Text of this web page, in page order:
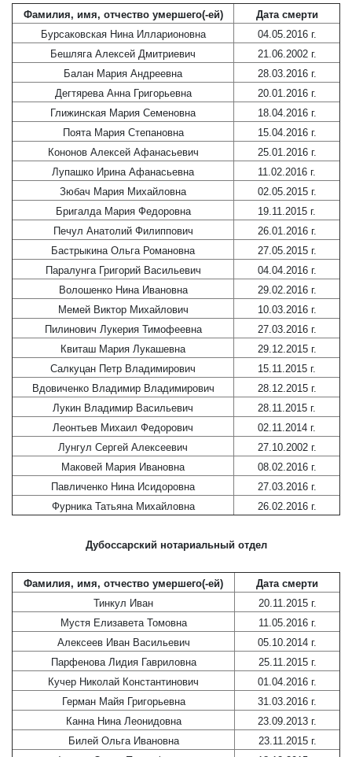
Фамилия, имя, отчество умершего(-ей)
Дата смерти
Бурсаковская Нина Илларионовна
04.05.2016 г.
Бешляга Алексей Дмитриевич
21.06.2002 г.
Балан Мария Андреевна
28.03.2016 г.
Дегтярева Анна Григорьевна
20.01.2016 г.
Глижинская Мария Семеновна
18.04.2016 г.
Поята Мария Степановна
15.04.2016 г.
Кононов Алексей Афанасьевич
25.01.2016 г.
Лупашко Ирина Афанасьевна
11.02.2016 г.
Зюбач Мария Михайловна
02.05.2015 г.
Бригалда Мария Федоровна
19.11.2015 г.
Печул Анатолий Филиппович
26.01.2016 г.
Бастрыкина Ольга Романовна
27.05.2015 г.
Паралунга Григорий Васильевич
04.04.2016 г.
Волошенко Нина Ивановна
29.02.2016 г.
Мемей Виктор Михайлович
10.03.2016 г.
Пилинович Лукерия Тимофеевна
27.03.2016 г.
Квиташ Мария Лукашевна
29.12.2015 г.
Салкуцан Петр Владимирович
15.11.2015 г.
Вдовиченко Владимир Владимирович
28.12.2015 г.
Лукин Владимир Васильевич
28.11.2015 г.
Леонтьев Михаил Федорович
02.11.2014 г.
Лунгул Сергей Алексеевич
27.10.2002 г.
Маковей Мария Ивановна
08.02.2016 г.
Павличенко Нина Исидоровна
27.03.2016 г.
Фурника Татьяна Михайловна
26.02.2016 г.
Дубоссарский нотариальный отдел
Фамилия, имя, отчество умершего(-ей)
Дата смерти
Тинкул Иван
20.11.2015 г.
Мустя Елизавета Томовна
11.05.2016 г.
Алексеев Иван Васильевич
05.10.2014 г.
Парфенова Лидия Гавриловна
25.11.2015 г.
Кучер Николай Константинович
01.04.2016 г.
Герман Майя Григорьевна
31.03.2016 г.
Канна Нина Леонидовна
23.09.2013 г.
Билей Ольга Ивановна
23.11.2015 г.